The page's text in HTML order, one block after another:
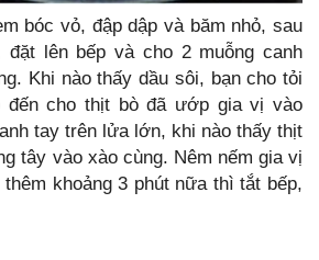
bóc vỏ, đập dập và băm nhỏ, sau
lên bếp và cho 2 muỗng canh
Khi nào thấy dầu sôi, bạn cho tỏi
đến cho thịt bò đã ướp gia vị vào
tay trên lửa lớn, khi nào thấy thịt
tây vào xào cùng. Nêm nếm gia vị
khoảng 3 phút nữa thì tắt bếp,